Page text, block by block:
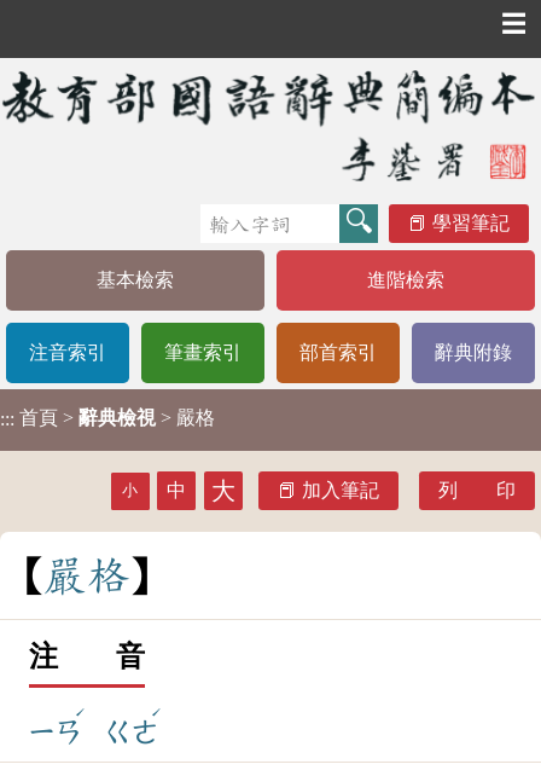
☰
學習筆記
基本檢索 進階檢索
注音索引 筆畫索引 部首索引 辭典附錄
::: 首頁 > 辭典檢視 > 嚴格
小 中 大 加入筆記 列 印
嚴格
注 音
ㄧㄢ
ˊ
ㄍㄜ
ˊ